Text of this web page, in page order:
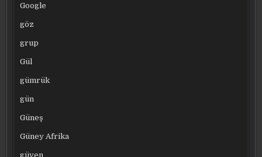
Google
göz
grup
Gül
gümrük
gün
Güneş
Güney Afrika
güven